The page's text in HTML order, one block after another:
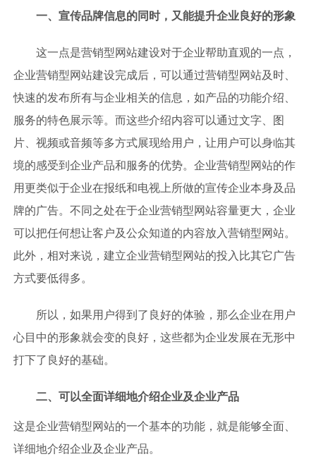
一、宣传品牌信息的同时，又能提升企业良好的形象
这一点是营销型网站建设对于企业帮助直观的一点，
企业营销型网站建设完成后，可以通过营销型网站及时、
快速的发布所有与企业相关的信息，如产品的功能介绍、
服务的特色展示等。而这些介绍内容可以通过文字、图
片、视频或音频等多方式展现给用户，让用户可以身临其
境的感受到企业产品和服务的优势。企业营销型网站的作
用更类似于企业在报纸和电视上所做的宣传企业本身及品
牌的广告。不同之处在于企业营销型网站容量更大，企业
可以把任何想让客户及公众知道的内容放入营销型网站。
此外，相对来说，建立企业营销型网站的投入比其它广告
方式要低得多。
所以，如果用户得到了良好的体验，那么企业在用户
心目中的形象就会变的良好，这些都为企业发展在无形中
打下了良好的基础。
二、可以全面详细地介绍企业及企业产品
这是企业营销型网站的一个基本的功能，就是能够全面、
详细地介绍企业及企业产品。